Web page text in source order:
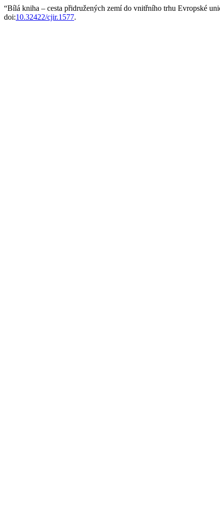
“Bílá kniha – cesta přidružených zemí do vnitřního trhu Evropské
doi:10.32422/cjir.1577.